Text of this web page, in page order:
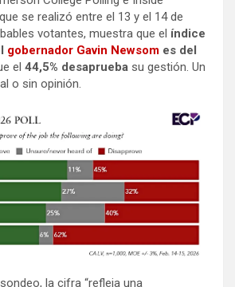
se realizó entre el 13 y el 14 de
votantes, muestra que el índice
gobernador Gavin Newsom es del
el 44,5% desaprueba su gestión. Un
o sin opinión.
la cifra “refleja una